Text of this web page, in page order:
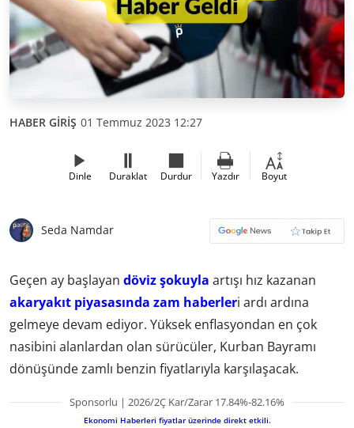
HABER GİRİŞ 01 Temmuz 2023 12:27
Dinle Duraklat Durdur Yazdır Boyut
Seda Namdar
Geçen ay başlayan döviz şokuyla artışı hız kazanan
akaryakıt piyasasında zam haberleri ardı ardına
gelmeye devam ediyor. Yüksek enflasyondan en çok
nasibini alanlardan olan sürücüler, Kurban Bayramı
dönüşünde zamlı benzin fiyatlarıyla karşılaşacak.
Sponsorlu | 2026/2Ç Kar/Zarar 17.84%-82.16%
Ekonomi Haberleri fiyatlar üzerinde direkt etkili.